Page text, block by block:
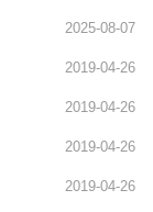
2025-08-07
2019-04-26
2019-04-26
2019-04-26
2019-04-26